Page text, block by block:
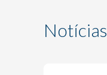
Notícias